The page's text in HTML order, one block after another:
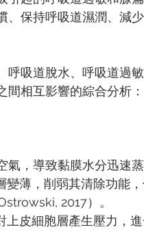
、保持呼吸道濕潤、減
呼吸道脫水、呼吸道過
間相互影響的綜合分析：
，導致黏膜水分迅速
變薄，削弱其清除功能
2017）。
上皮細胞層產生壓力，